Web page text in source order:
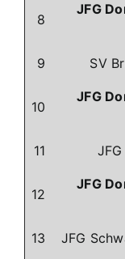
8
JFG
9 SV
10
JFG
11
12
JFG
13 JFG